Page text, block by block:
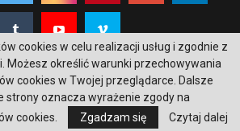
All Right Reserved. Designed and Developed by
stron internetowych Gdańsk
cookies w celu realizacji usług i zgodnie z
Możesz określić warunki przechowywania
cookies w Twojej przeglądarce. Dalsze
strony oznacza wyrażenie zgody na
cookies.
Zgadzam się Czytaj dalej